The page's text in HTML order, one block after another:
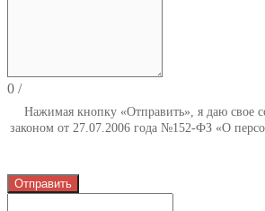
0 /
Нажимая кнопку «Отправить», я даю свое
законом от 27.07.2006 года №152-ФЗ «О
Отправить